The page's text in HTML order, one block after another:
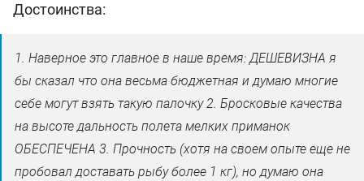
Достоинства:
1. Наверное это главное в наше время: ДЕШЕВИЗНА я
бы сказал что она весьма бюджетная и думаю многие
себе могут взять такую палочку 2. Бросковые качества
на высоте дальность полета мелких приманок
ОБЕСПЕЧЕНА 3. Прочность (хотя на своем опыте еще не
пробовал доставать рыбу более 1 кг), но думаю она